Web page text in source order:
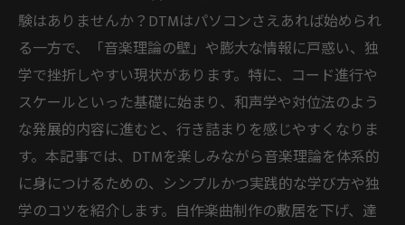
験はありませんか？DTMはパソコンさえあれば始められ
る一方で、「音楽理論の壁」や膨大な情報に戸惑い、独
学で挫折しやすい現状があります。特に、コード進行や
スケールといった基礎に始まり、和声学や対位法のよう
な発展的内容に進むと、行き詰まりを感じやすくなりま
す。本記事では、DTMを楽しみながら音楽理論を体系的
に身につけるための、シンプルかつ実践的な学び方や独
学のコツを紹介します。自作楽曲制作の敷居を下げ、達